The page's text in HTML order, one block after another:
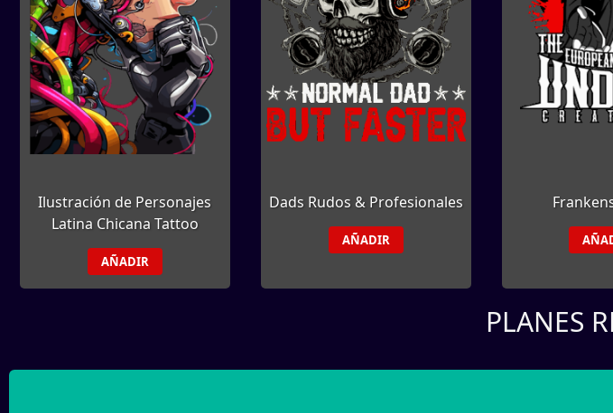
Ilustración de Personajes
Latina Chicana Tattoo
AÑADIR
Dads Rudos & Profesionales
AÑADIR
PLANES